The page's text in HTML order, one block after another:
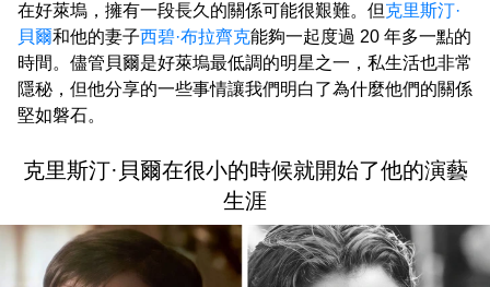
在好萊塢，擁有一段長久的關係可能很艱難。但克里斯汀·
貝爾和他的妻子西碧·布拉齊克能夠一起度過 20 年多一點的
時間。儘管貝爾是好萊塢最低調的明星之一，私生活也非常
隱秘，但他分享的一些事情讓我們明白了為什麼他們的關係
堅如磐石。
克里斯汀·貝爾在很小的時候就開始了他的演藝
生涯